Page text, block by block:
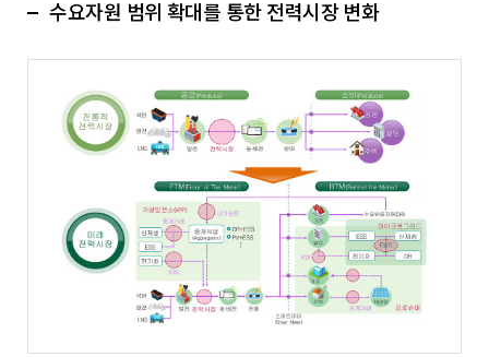
수요자원 범위 확대를 통한 전력시장 변화